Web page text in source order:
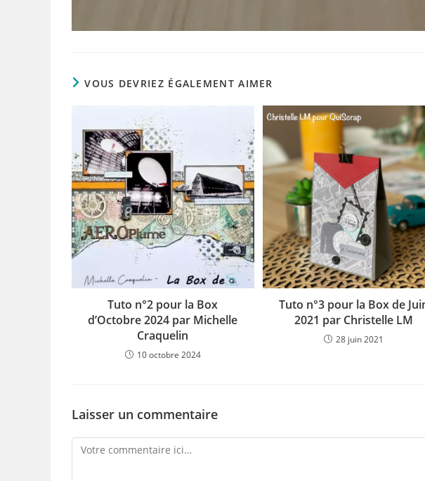
VOUS DEVRIEZ ÉGALEMENT AIMER
Tuto n°2 pour la Box
d’Octobre 2024 par Michelle
Craquelin
10 octobre 2024
Tuto n°3 pour la Box de
2021 par Christelle LM
28 juin 2021
Laisser un commentaire
Comment